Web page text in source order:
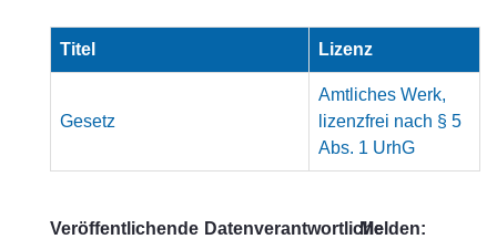
Titel Lizenz
Gesetz
Amtliches Werk,
lizenzfrei nach § 5
Abs. 1 UrhG
Veröffentlichende DatenverantwortlicheMelden: